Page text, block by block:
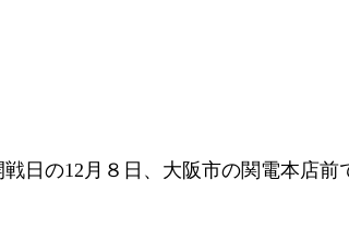
の12月８日、大阪市の関電本店前